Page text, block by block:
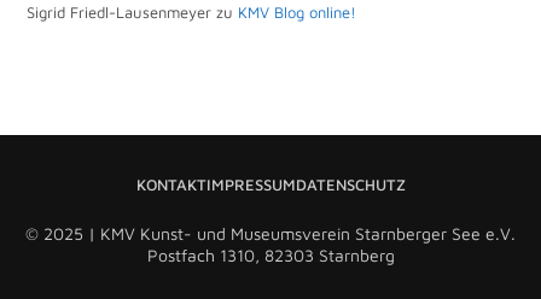
Sigrid Friedl-Lausenmeyer zu KMV Blog online!
© 2025 | KMV Kunst- und Museumsverein Starnberger See e.V.
Postfach 1310, 82303 Starnberg
KONTAKTIMPRESSUMDATENSCHUTZ